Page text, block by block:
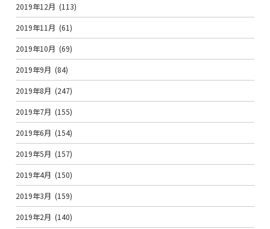
2019年12月 (113)
2019年11月 (61)
2019年10月 (69)
2019年9月 (84)
2019年8月 (247)
2019年7月 (155)
2019年6月 (154)
2019年5月 (157)
2019年4月 (150)
2019年3月 (159)
2019年2月 (140)